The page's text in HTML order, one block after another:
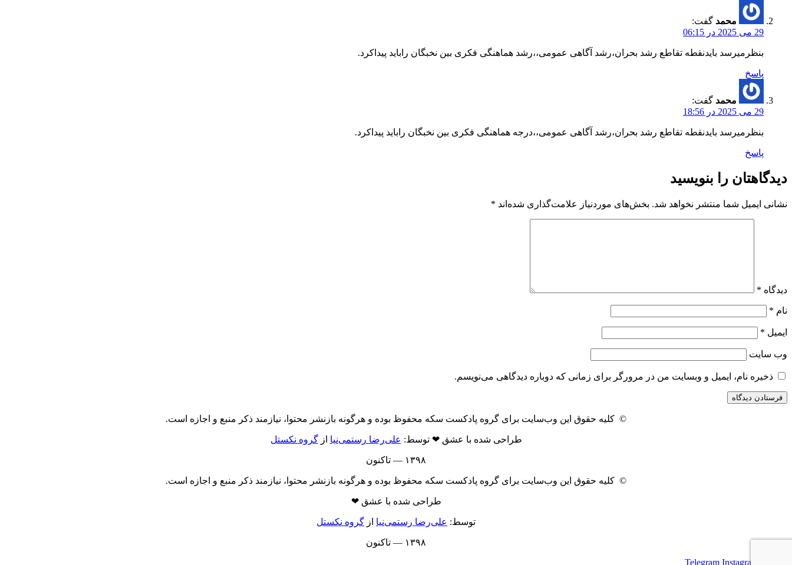
محمد گفت:
29 می 2025 در 06:15
بنظرمیرسد بایدنقطه تقاطع رشد بحران،رشد آگاهی عمومی،،رشد هماهنگی فکری بین نخبگان راباید پیداکرد.
پاسخ
محمد گفت:
29 می 2025 در 18:56
بنظرمیرسد بایدنقطه تقاطع رشد بحران،رشد آگاهی عمومی،،درجه هماهنگی فکری بین نخبگان راباید پیداکرد.
پاسخ
دیدگاهتان را بنویسید
نشانی ایمیل شما منتشر نخواهد شد. بخش‌های موردنیاز علامت‌گذاری شده‌اند *
دیدگاه *
نام *
ایمیل *
وب‌ سایت
ذخیره نام، ایمیل و وبسایت من در مرورگر برای زمانی که دوباره دیدگاهی می‌نویسم.
© کلیه حقوق این وب‌سایت برای گروه پادکست سکه محفوظ بوده و هرگونه بازنشر محتوا، نیازمند ذکر منبع و اجازه است.
طراحی شده با عشق ❤ توسط: علی‌رضا رستمی‌نیا ازگروه نکستل
۱۳۹۸ — تاکنون
© کلیه حقوق این وب‌سایت برای گروه پادکست سکه محفوظ بوده و هرگونه بازنشر محتوا، نیازمند ذکر منبع و اجازه است.
طراحی شده با عشق ❤
توسط: علی‌رضا رستمی‌نیا از گروه نکستل
۱۳۹۸ — تاکنون
Telegram Instagram